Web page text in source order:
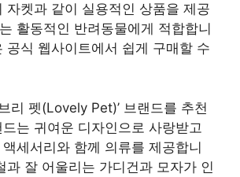
자켓과 같이 실용적인 상품을 제공
활동적인 반려동물에게 적합합니
공식 웹사이트에서 쉽게 구매할 수
리 펫(Lovely Pet)’ 브랜드를 추천
는 귀여운 디자인으로 사랑받고
세서리와 함께 의류를 제공합니
과 잘 어울리는 가디건과 모자가 인